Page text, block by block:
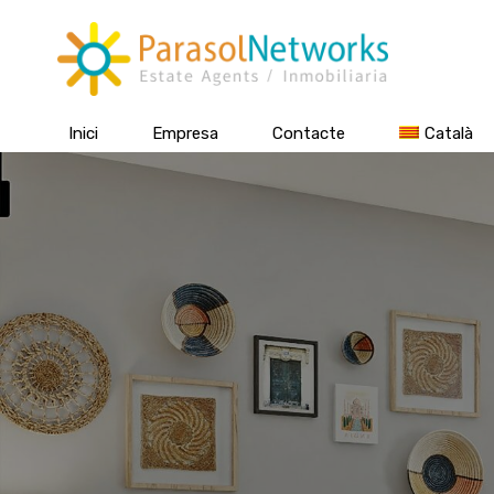
Inici Empresa Contacte Català